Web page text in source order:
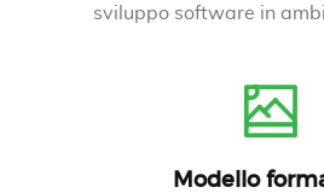
sviluppo software in
Modello